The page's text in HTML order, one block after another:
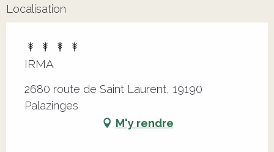
Localisation
IRMA
2680 route de Saint Laurent, 19190
Palazinges
M'y rendre